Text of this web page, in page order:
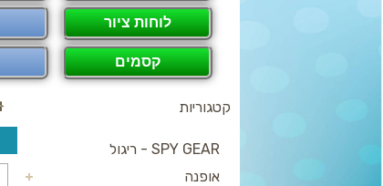
לוחות ציור
קסמים
קטגוריות
SPY GEAR - ריגול
אופנה